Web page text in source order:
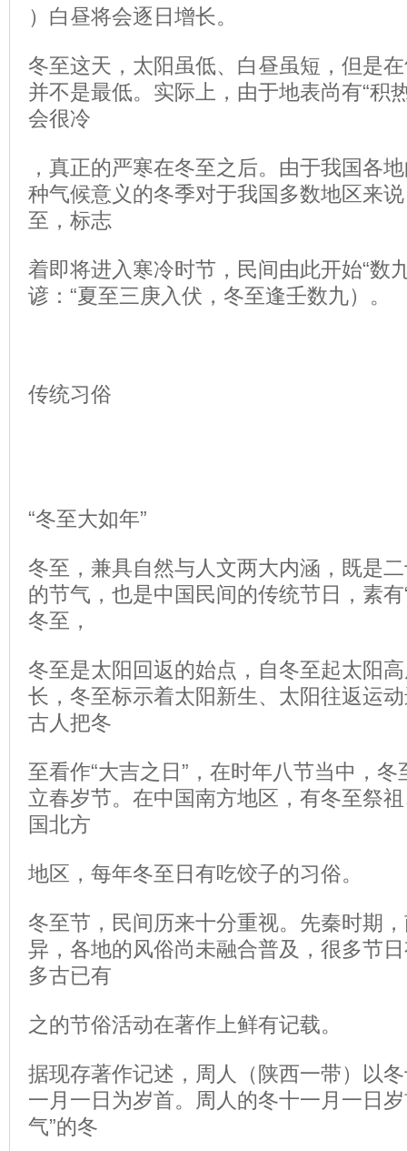
）白昼将会逐日增长。
冬至这天，太阳虽低、白昼虽短，但是
并不是最低。实际上，由于地表尚有“积
会很冷
，真正的严寒在冬至之后。由于我国各
种气候意义的冬季对于我国多数地区来
至，标志
着即将进入寒冷时节，民间由此开始“数
谚：“夏至三庚入伏，冬至逢壬数九）。
传统习俗
“冬至大如年”
冬至，兼具自然与人文两大内涵，既是
的节气，也是中国民间的传统节日，素
冬至，
冬至是太阳回返的始点，自冬至起太阳
长，冬至标示着太阳新生、太阳往返运
古人把冬
至看作“大吉之日”，在时年八节当中，
立春岁节。在中国南方地区，有冬至祭
国北方
地区，每年冬至日有吃饺子的习俗。
冬至节，民间历来十分重视。先秦时期
异，各地的风俗尚未融合普及，很多节
多古已有
之的节俗活动在著作上鲜有记载。
据现存著作记述，周人（陕西一带）以
一月一日为岁首。周人的冬十一月一日
气”的冬